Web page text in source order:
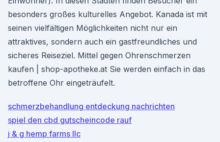
besonders großes kulturelles Angebot. Kanada ist mit
seinen vielfältigen Möglichkeiten nicht nur ein
attraktives, sondern auch ein gastfreundliches und
sicheres Reiseziel. Mittel gegen Ohrenschmerzen
kaufen | shop-apotheke.at Sie werden einfach in das
betroffene Ohr eingeträufelt.
schmerzbehandlung entdeckung nachrichten
spiel den cbd gutscheincode rauf
j & g hemp farms llc